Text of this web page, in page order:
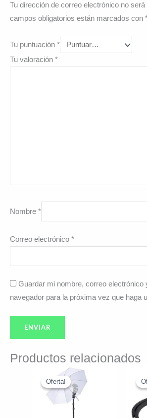
Tu dirección de correo electrónico no será
campos obligatorios están marcados con
Tu puntuación *
Tu valoración *
Nombre *
Correo electrónico *
Guardar mi nombre, correo electrónico
navegador para la próxima vez que haga
Productos relacionados
Oferta!
Oferta!
El
precio
original
era:
$55.976.